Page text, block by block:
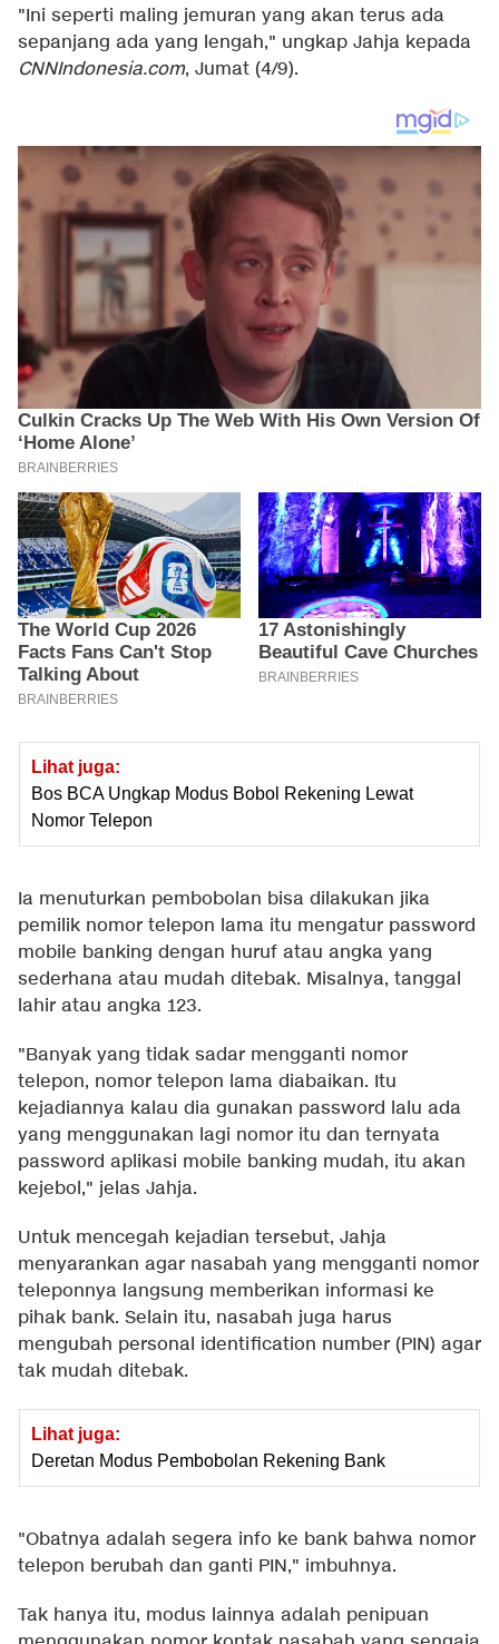
"Ini seperti maling jemuran yang akan terus ada
sepanjang ada yang lengah," ungkap Jahja kepada
CNNIndonesia.com, Jumat (4/9).
Lihat juga:
Bos BCA Ungkap Modus Bobol Rekening Lewat
Nomor Telepon
Ia menuturkan pembobolan bisa dilakukan jika
pemilik nomor telepon lama itu mengatur password
mobile banking dengan huruf atau angka yang
sederhana atau mudah ditebak. Misalnya, tanggal
lahir atau angka 123.
"Banyak yang tidak sadar mengganti nomor
telepon, nomor telepon lama diabaikan. Itu
kejadiannya kalau dia gunakan password lalu ada
yang menggunakan lagi nomor itu dan ternyata
password aplikasi mobile banking mudah, itu akan
kejebol," jelas Jahja.
Untuk mencegah kejadian tersebut, Jahja
menyarankan agar nasabah yang mengganti nomor
teleponnya langsung memberikan informasi ke
pihak bank. Selain itu, nasabah juga harus
mengubah personal identification number (PIN) agar
tak mudah ditebak.
Lihat juga:
Deretan Modus Pembobolan Rekening Bank
"Obatnya adalah segera info ke bank bahwa nomor
telepon berubah dan ganti PIN," imbuhnya.
Tak hanya itu, modus lainnya adalah penipuan